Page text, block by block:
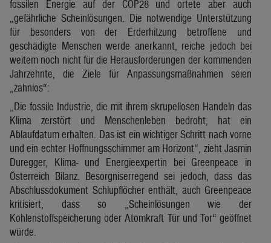
fossilen Energie auf der COP28 und ortete aber auch
„gefährliche Scheinlösungen. Die notwendige Unterstützung
für besonders von der Erderhitzung betroffene und
geschädigte Menschen werde anerkannt, reiche jedoch bei
weitem noch nicht für die Herausforderungen der kommenden
Jahrzehnte, die Ziele für Anpassungsmaßnahmen seien
„zahnlos“:
„Die fossile Industrie, die mit ihrem skrupellosen Handeln das
Klima zerstört und Menschenleben bedroht, hat ein
Ablaufdatum erhalten. Das ist ein wichtiger Schritt nach vorne
und ein echter Hoffnungsschimmer am Horizont“, zieht Jasmin
Duregger, Klima- und Energieexpertin bei Greenpeace in
Österreich Bilanz. Besorgniserregend sei jedoch, dass das
Abschlussdokument Schlupflöcher enthält, auch Greenpeace
kritisiert, dass so „Scheinlösungen wie der
Kohlenstoffspeicherung oder Atomkraft Tür und Tor“ geöffnet
würde.